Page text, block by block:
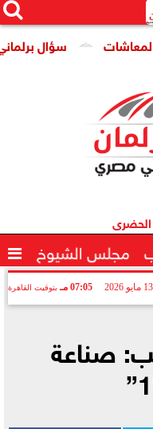
سؤال برلماني
مجلس الشيوخ 
07:05 مـ بتوقيت القاهرة
صناعة